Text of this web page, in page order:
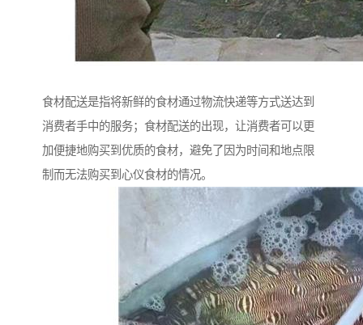
食材配送是指将新鲜的食材通过物流快递等方式送达到
消费者手中的服务；食材配送的出现，让消费者可以更
加便捷地购买到优质的食材，避免了因为时间和地点限
制而无法购买到心仪食材的情况。